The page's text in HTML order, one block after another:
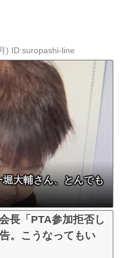
) ID:suropashi-line
堀大輔さん、とんでも
長「PTA参加拒否し
。こうなってもい